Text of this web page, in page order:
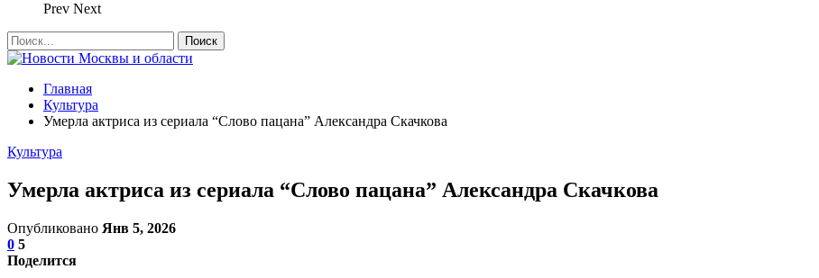
Prev Next
Главная
Культура
Умерла актриса из сериала “Слово пацана” Александра Скачкова
Культура
Умерла актриса из сериала “Слово пацана” Александра Скачкова
Опубликовано Янв 5, 2026
0 5
Поделится